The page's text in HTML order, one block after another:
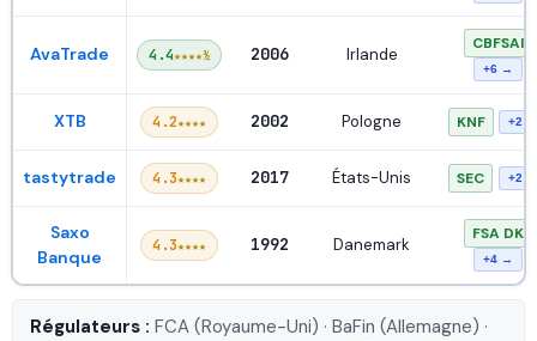
AvaTrade 4.4★★★★½ 2006 Irlande
CBFSAI
+6 →
XTB 4.2★★★★ 2002 Pologne KNF +2 →
tastytrade 4.3★★★★ 2017 États-Unis SEC +2 →
Saxo
Banque
4.3★★★★ 1992 Danemark
FSA DK
+4 →
Régulateurs : FCA (Royaume-Uni) · BaFin (Allemagne) ·